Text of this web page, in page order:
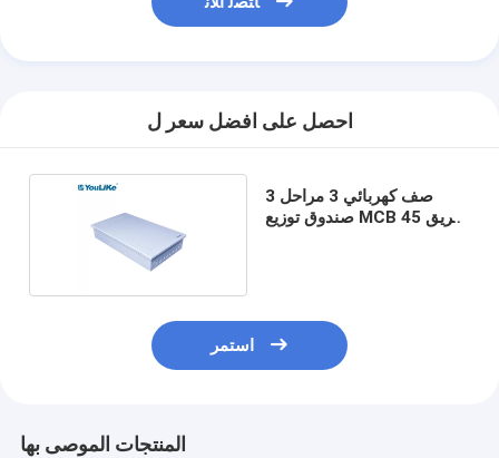
احصل على افضل سعر ل
3 صف كهربائي 3 مراحل
صندوق توزيع MCB 45 طريق
استمر
المنتجات الموصى بها